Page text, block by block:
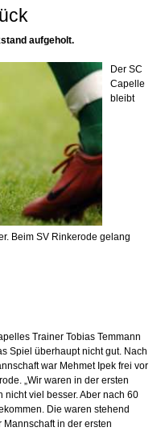
aufgeholt.
Der SC
Capelle
bleibt
Beim SV Rinkerode gelang
Trainer Tobias Temmann
Spiel überhaupt nicht gut. Nach
war Mehmet Ipek frei vor
„Wir waren in der ersten
nicht viel besser. Aber nach 60
Die waren stehend
Mannschaft in der ersten